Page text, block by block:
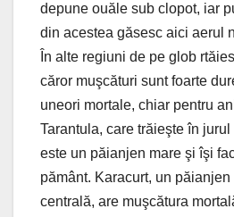
depune ouăle sub clopot, iar
din acestea găsesc aici aerul
În alte regiuni de pe glob
căror muşcături sunt foarte
uneori mortale, chiar pentru
Tarantula, care trăieşte în
este un păianjen mare şi îşi
pământ. Karacurt, un
centrală, are muşcătura